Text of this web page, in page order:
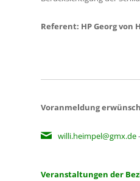
Referent: HP Georg von
Voranmeldung
willi.heimpel@gmx.de
Veranstaltungen der